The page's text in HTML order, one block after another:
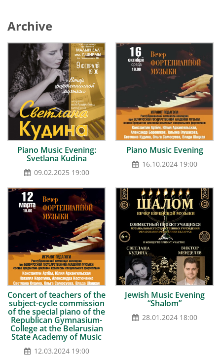
Archive
Piano Music Evening:
Svetlana Kudina
09.02.2025 19:00
Piano Music Evening
16.10.2024 19:00
Concert of teachers of the
subject-cycle commission
of the special piano of the
Republican Gymnasium-
College at the Belarusian
State Academy of Music
12.03.2024 19:00
Jewish Music Evening
“Shalom”
28.01.2024 18:00